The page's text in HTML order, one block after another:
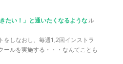
たい！」と通いたくなるようなル
をしなおし、毎週1,2回インストラ
ールを実施する・・・なんてことも